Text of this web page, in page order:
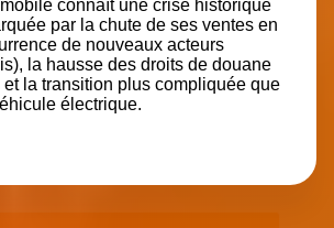
connaît une crise historique
par la chute de ses ventes en
de nouveaux acteurs
la hausse des droits de douane
la transition plus compliquée que
électrique.